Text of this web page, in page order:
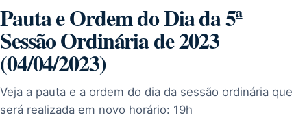
Pauta e Ordem do Dia da 5ª
Sessão Ordinária de 2023
(04/04/2023)
Veja a pauta e a ordem do dia da sessão ordinária que
será realizada em novo horário: 19h